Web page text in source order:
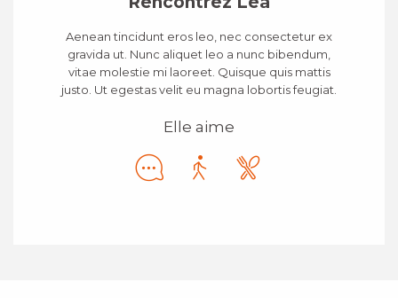
Aenean tincidunt eros leo, nec consectetur ex
gravida ut. Nunc aliquet leo a nunc bibendum,
vitae molestie mi laoreet. Quisque quis mattis
justo. Ut egestas velit eu magna lobortis feugiat.
Elle aime